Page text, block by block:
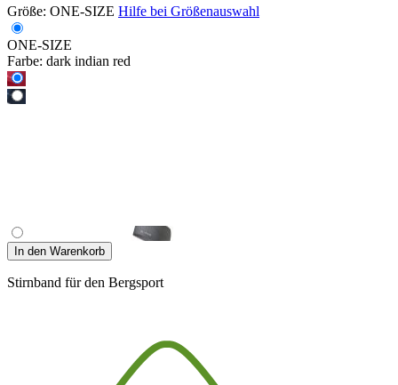
Größe: ONE-SIZE Hilfe bei Größenauswahl
ONE-SIZE
Farbe: dark indian red
In den Warenkorb
Stirnband für den Bergsport